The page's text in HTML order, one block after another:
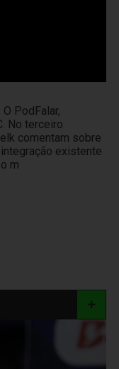
PodFalar,
No terceiro
comentam sobre
existente
m